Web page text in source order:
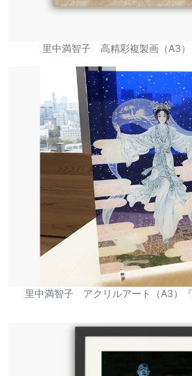
里中満智子 高精彩複製画（A3）
里中満智子 アクリルアート（A3）『